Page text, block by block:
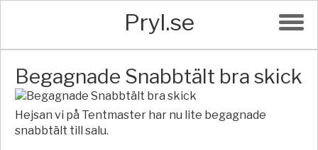
Pryl.se
Begagnade Snabbtält bra skick
Hejsan vi på Tentmaster har nu lite begagnade
snabbtält till salu.